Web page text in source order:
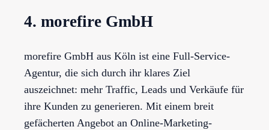
4. morefire GmbH
morefire GmbH aus Köln ist eine Full-Service-
Agentur, die sich durch ihr klares Ziel
auszeichnet: mehr Traffic, Leads und Verkäufe für
ihre Kunden zu generieren. Mit einem breit
gefächerten Angebot an Online-Marketing-